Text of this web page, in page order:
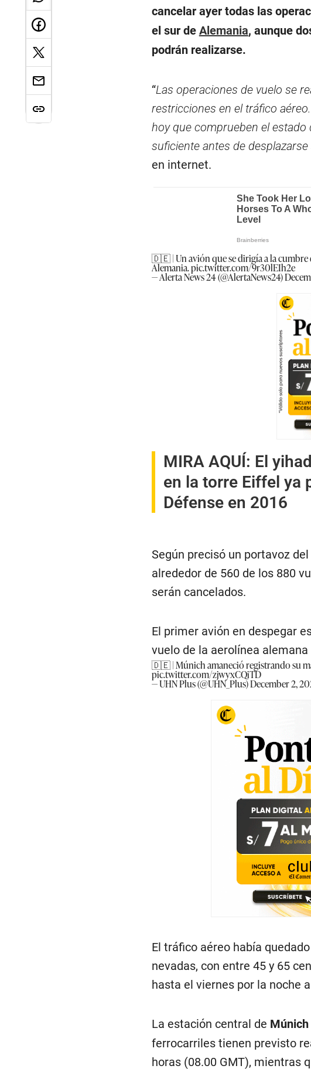
cancelar ayer todas las
el sur de Alemania, aunque
podrán realizarse.
“Las operaciones de vuelo se
restricciones en el tráfico
hoy que comprueben el
suficiente antes de
en internet.
🇩🇪 | Un avión que se dirigía a la cumbre
Alemania.pic.twitter.com/9r30lEIh2e
— Alerta News 24 (@AlertaNews24)
MIRA AQUÍ: El
en la torre Eiffel ya
Défense en 2016
Según precisó un portavoz
alrededor de 560 de los 880
serán cancelados.
El primer avión en despegar
vuelo de la aerolínea alemana
🇩🇪 | Múnich amaneció registrando su
pic.twitter.com/zjwyxCQiTD
— UHN Plus (@UHN_Plus)December 2,
El tráfico aéreo había
nevadas, con entre 45 y 65
hasta el viernes por la noche
La estación central de Múnich
ferrocarriles tienen previsto
horas (08.00 GMT), mientras